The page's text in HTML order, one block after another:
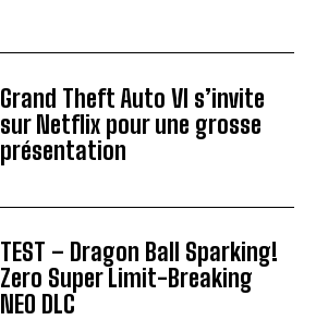
Grand Theft Auto VI s’invite
sur Netflix pour une grosse
présentation
TEST – Dragon Ball Sparking!
Zero Super Limit-Breaking
NEO DLC